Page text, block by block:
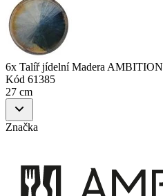
6x Talíř jídelní Madera AMBITION
Kód 61385
27 cm
Značka